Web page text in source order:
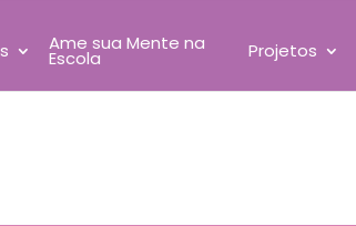
Ame sua Mente na
Escola Projetos